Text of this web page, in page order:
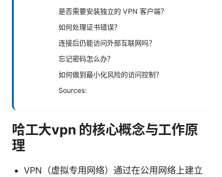
是否需要安装独立的 VPN 客户端？
如何处理证书错误？
连接后仍能访问外部互联网吗？
忘记密码怎么办？
如何做到最小化风险的访问控制？
Sources:
哈工大vpn 的核心概念与工作原
理
VPN（虚拟专用网络）通过在公用网络上建立